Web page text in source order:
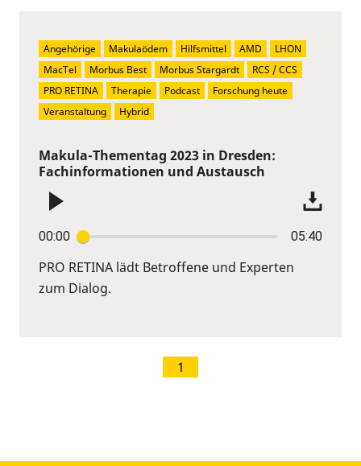
Makula-Thementag 2023 in Dresden:
Fachinformationen und Austausch
00:00 05:40
PRO RETINA lädt Betroffene und Experten
zum Dialog.
Angehörige Makulaödem Hilfsmittel AMD
LHON
MacTel
Morbus Best Morbus Stargardt
RCS / CCS
PRO RETINA
Therapie Podcast
Forschung heute
Veranstaltung
Hybrid
1